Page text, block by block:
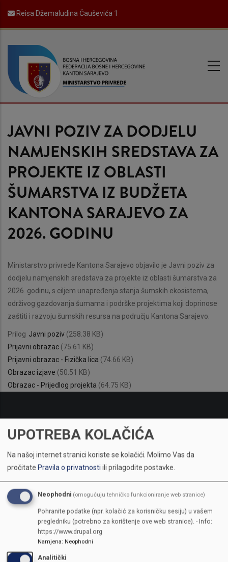
main
content
Reisa Džemaludina Čauševića 1
JAVNI POZIV ZA DODJELU
NAMJENSKIH SREDSTAVA ZA
PROJEKTE IZ OBLASTI
ŠUMARSTVA IZ BUDŽETA
KANTONA SARAJEVO ZA
2026. GODINU
Ministarstvo privrede Kantona Sarajevo objavilo je Javni poziv za
dodjelu namjenskih sredstava za projekte iz oblasti šumarstva za
2026. godinu, s ciljem unapređenja stanja šumskih ekosistema,
održivog gazdovanja šumama i podrške projektima koji doprinose
zaštiti i razvoju šumskih resursa na području Kantona Sarajevo.
Prilog Javni poziv (258.38 KB)
Prijavni obrazac (75.61 KB)
Prijavni obrazac - Fizička lica (74.66 KB)
Obrazac izjave (50.51 KB)
Obrazac - Prijedlog projekta (64.75 KB)
UPOTREBA KOLAČIĆA
Na našoj internet stranici koriste se kolačići. Molimo Vas da
pročitate Pravila o privatnostiili prilagodite postavke.
Neophodni (omogućuju tehničko funkcioniranje web stranice)
Pohranite podatke (npr. kolačić za korisničku sesiju) u vašem
pregledniku (potrebno za korištenje ove web stranice). - Info:
https://www.drupal.org
Namjena: Neophodni
Analitički